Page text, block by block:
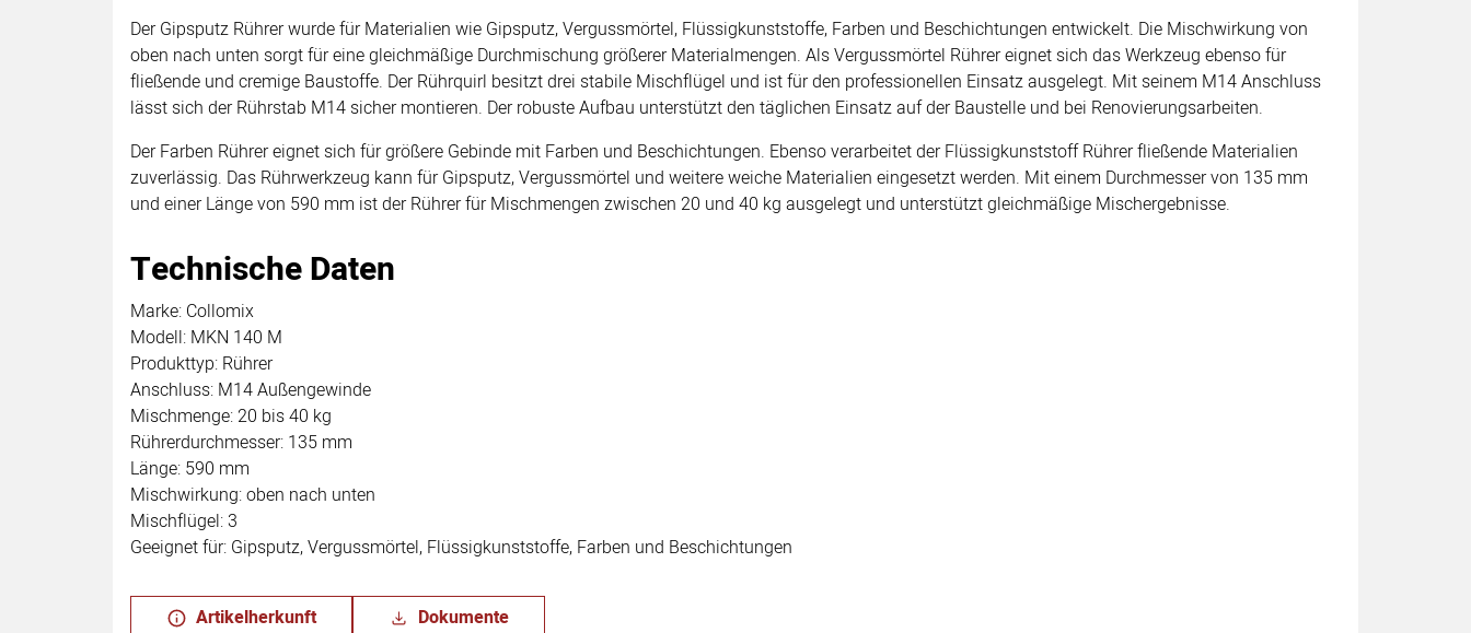
Der Gipsputz Rührer wurde für Materialien wie Gipsputz, Vergussmörtel, Flüssigkunststoffe, Farben und Beschichtungen entwickelt. Die Mischwirkung von
oben nach unten sorgt für eine gleichmäßige Durchmischung größerer Materialmengen. Als Vergussmörtel Rührer eignet sich das Werkzeug ebenso für
fließende und cremige Baustoffe. Der Rührquirl besitzt drei stabile Mischflügel und ist für den professionellen Einsatz ausgelegt. Mit seinem M14 Anschluss
lässt sich der Rührstab M14 sicher montieren. Der robuste Aufbau unterstützt den täglichen Einsatz auf der Baustelle und bei Renovierungsarbeiten.
Der Farben Rührer eignet sich für größere Gebinde mit Farben und Beschichtungen. Ebenso verarbeitet der Flüssigkunststoff Rührer fließende Materialien
zuverlässig. Das Rührwerkzeug kann für Gipsputz, Vergussmörtel und weitere weiche Materialien eingesetzt werden. Mit einem Durchmesser von 135 mm
und einer Länge von 590 mm ist der Rührer für Mischmengen zwischen 20 und 40 kg ausgelegt und unterstützt gleichmäßige Mischergebnisse.
Technische Daten
Marke: Collomix
Modell: MKN 140 M
Produkttyp: Rührer
Anschluss: M14 Außengewinde
Mischmenge: 20 bis 40 kg
Rührerdurchmesser: 135 mm
Länge: 590 mm
Mischwirkung: oben nach unten
Mischflügel: 3
Geeignet für: Gipsputz, Vergussmörtel, Flüssigkunststoffe, Farben und Beschichtungen
Artikelherkunft Dokumente